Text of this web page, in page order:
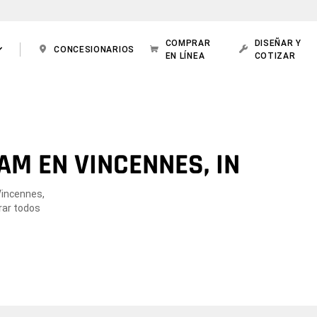
CONCESIONARIOS
COMPRAR
EN LÍNEA
DISEÑAR Y
COTIZAR
EN VINCENNES, IN
todos